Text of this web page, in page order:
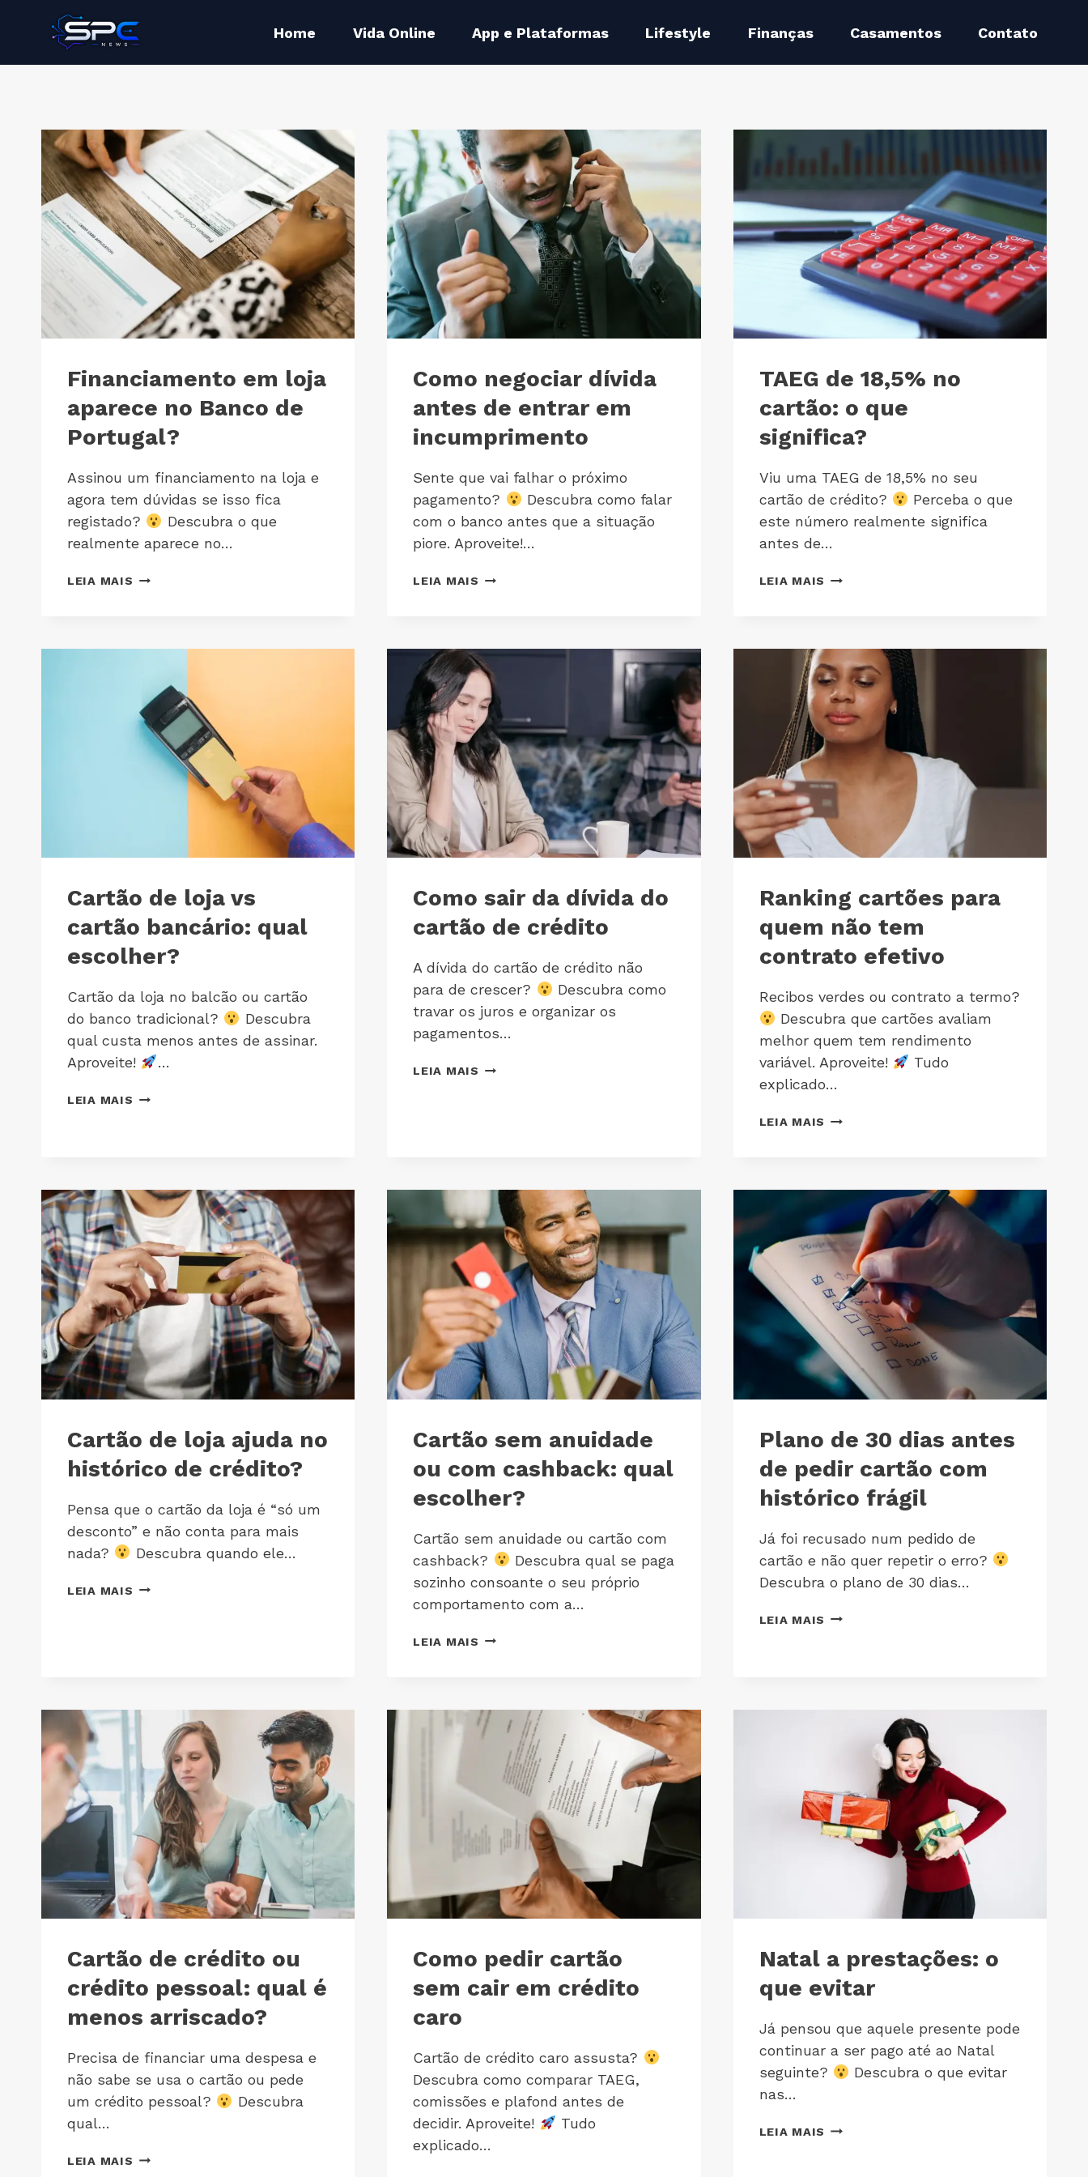
Home Vida Online App e Plataformas Lifestyle Finanças Casamentos Contato
Financiamento em loja
aparece no Banco de
Portugal?
Assinou um financiamento na loja e
agora tem dúvidas se isso fica
registado?
Descubra o que
realmente aparece no…
LEIA MAIS
Como negociar dívida
antes de entrar em
incumprimento
Sente que vai falhar o próximo
pagamento?
Descubra como falar
com o banco antes que a situação
piore. Aproveite!…
LEIA MAIS
TAEG de 18,5% no
cartão: o que
significa?
Viu uma TAEG de 18,5% no seu
cartão de crédito?
Perceba o que
este número realmente significa
antes de…
LEIA MAIS
Cartão de loja vs
cartão bancário: qual
escolher?
Cartão da loja no balcão ou cartão
do banco tradicional?
Descubra
qual custa menos antes de assinar.
Aproveite!
…
LEIA MAIS
Como sair da dívida do
cartão de crédito
A dívida do cartão de crédito não
para de crescer?
Descubra como
travar os juros e organizar os
pagamentos…
LEIA MAIS
Ranking cartões para
quem não tem
contrato efetivo
Recibos verdes ou contrato a termo?
Descubra que cartões avaliam
melhor quem tem rendimento
variável. Aproveite!
Tudo
explicado…
LEIA MAIS
Cartão de loja ajuda no
histórico de crédito?
Pensa que o cartão da loja é “só um
desconto” e não conta para mais
nada?
Descubra quando ele…
LEIA MAIS
Cartão sem anuidade
ou com cashback: qual
escolher?
Cartão sem anuidade ou cartão com
cashback?
Descubra qual se paga
sozinho consoante o seu próprio
comportamento com a…
LEIA MAIS
Plano de 30 dias antes
de pedir cartão com
histórico frágil
Já foi recusado num pedido de
cartão e não quer repetir o erro?
Descubra o plano de 30 dias…
LEIA MAIS
Cartão de crédito ou
crédito pessoal: qual é
menos arriscado?
Precisa de financiar uma despesa e
não sabe se usa o cartão ou pede
um crédito pessoal?
Descubra
qual…
LEIA MAIS
Como pedir cartão
sem cair em crédito
caro
Cartão de crédito caro assusta?
Descubra como comparar TAEG,
comissões e plafond antes de
decidir. Aproveite!
Tudo
explicado…
Natal a prestações: o
que evitar
Já pensou que aquele presente pode
continuar a ser pago até ao Natal
seguinte?
Descubra o que evitar
nas…
LEIA MAIS